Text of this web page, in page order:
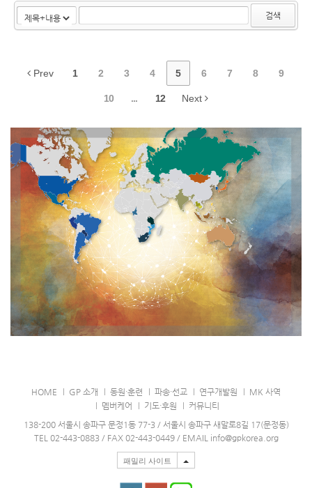
검색
Prev 1 2 3 4 5 6 7 8 9
10 ... 12 Next
HOME GP 소개 동원·훈련 파송·선교 연구개발원
MK 사역
멤버케어
기도·후원
커뮤니티
138-200 서울시 송파구 문정1동 77-3 / 서울시 송파구 새말로8길 17(문정동)
TEL 02-443-0883 / FAX 02-443-0449 / EMAIL info@gpkorea.org
패밀리 사이트